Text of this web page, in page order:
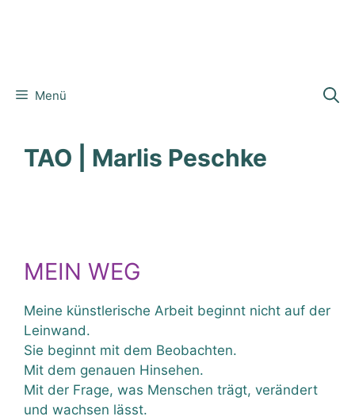
Menü
TAO | Marlis Peschke
MEIN WEG
Meine künstlerische Arbeit beginnt nicht auf der
Leinwand.
Sie beginnt mit dem Beobachten.
Mit dem genauen Hinsehen.
Mit der Frage, was Menschen trägt, verändert
und wachsen lässt.